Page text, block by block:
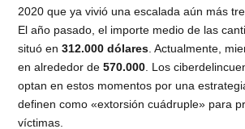
2020 que ya vivió una escalada aún más
El año pasado, el importe medio de las
situó en312.000 dólares . Actualmente,
en alrededor de570.000 . Los
optan en estos momentos por una
definen como «extorsión cuádruple» para
víctimas.